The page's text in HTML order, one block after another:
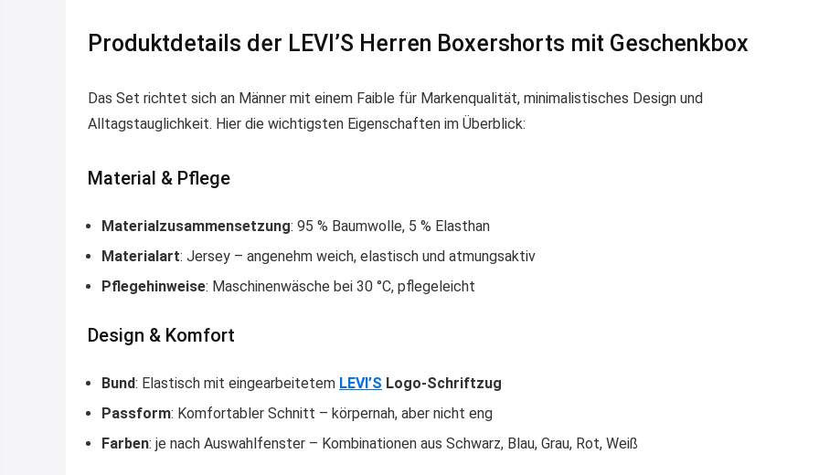
Produktdetails der LEVI’S Herren Boxershorts mit Geschenkbox
Das Set richtet sich an Männer mit einem Faible für Markenqualität, minimalistisches Design und
Alltagstauglichkeit. Hier die wichtigsten Eigenschaften im Überblick:
Material & Pflege
Materialzusammensetzung: 95 % Baumwolle, 5 % Elasthan
Materialart: Jersey – angenehm weich, elastisch und atmungsaktiv
Pflegehinweise: Maschinenwäsche bei 30 °C, pflegeleicht
Design & Komfort
Bund: Elastisch mit eingearbeitetem LEVI’S Logo-Schriftzug
Passform: Komfortabler Schnitt – körpernah, aber nicht eng
Farben: je nach Auswahlfenster – Kombinationen aus Schwarz, Blau, Grau, Rot, Weiß